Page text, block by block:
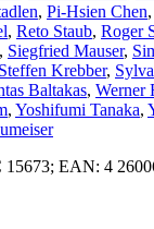
, Pi-Hsien Chen,
, Reto Staub, Roger
, Siegfried Mauser,
Steffen Krebber,
Baltakas, Werner
, Yoshifumi Tanaka,
EAN: 4